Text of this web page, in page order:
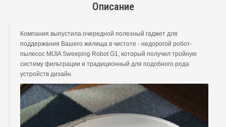
Описание
Компания выпустила очередной полезный гаджет для
поддержания Вашего жилища в чистоте - недорогой робот-
пылесос MIJIA Sweeping Robot G1, который получил тройную
систему фильтрации и традиционный для подобного рода
устройств дизайн.